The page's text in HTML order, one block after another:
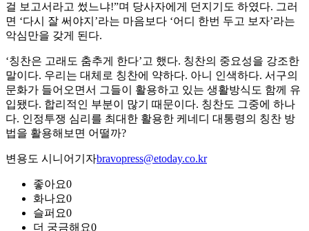
걸 보고서라고 썼느냐!”며 당사자에게 던지기도 하였다. 그러
면 ‘다시 잘 써야지’라는 마음보다 ‘어디 한번 두고 보자’라는
악심만을 갖게 된다.
‘칭찬은 고래도 춤추게 한다’고 했다. 칭찬의 중요성을 강조한
말이다. 우리는 대체로 칭찬에 약하다. 아니 인색하다. 서구의
문화가 들어오면서 그들이 활용하고 있는 생활방식도 함께 유
입됐다. 합리적인 부분이 많기 때문이다. 칭찬도 그중에 하나
다. 인정투쟁 심리를 최대한 활용한 케네디 대통령의 칭찬 방
법을 활용해보면 어떨까?
변용도 시니어기자bravopress@etoday.co.kr
좋아요0
화나요0
슬퍼요0
더 궁금해요0